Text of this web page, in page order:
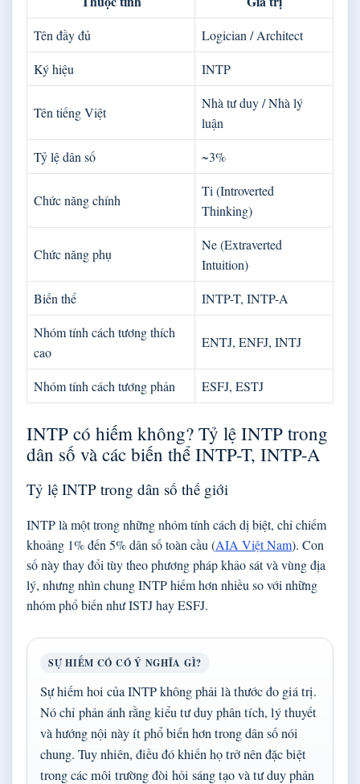
Tên đầy đủ
Logician / Architect
Ký hiệu
INTP
Tên tiếng Việt
Nhà tư duy / Nhà lý
luận
Tỷ lệ dân số
~3%
Chức năng chính
Ti (Introverted
Thinking)
Chức năng phụ
Ne (Extraverted
Intuition)
Biến thể
INTP-T, INTP-A
Nhóm tính cách tương thích
cao
ENTJ, ENFJ, INTJ
Nhóm tính cách tương phản ESFJ, ESTJ
INTP có hiếm không? Tỷ lệ INTP trong
dân số và các biến thể INTP-T, INTP-A
Tỷ lệ INTP trong dân số thế giới
INTP là một trong những nhóm tính cách dị biệt, chỉ chiếm
khoảng 1% đến 5% dân số toàn cầu (AIA Việt Nam). Con
số này thay đổi tùy theo phương pháp khảo sát và vùng địa
lý, nhưng nhìn chung INTP hiếm hơn nhiều so với những
nhóm phổ biến như ISTJ hay ESFJ.
SỰ HIẾM CÓ CÓ Ý NGHĨA GÌ?
Sự hiếm hoi của INTP không phải là thước đo giá trị.
Nó chỉ phản ánh rằng kiểu tư duy phân tích, lý thuyết
và hướng nội này ít phổ biến hơn trong dân số nói
chung. Tuy nhiên, điều đó khiến họ trở nên đặc biệt
trong các môi trường đòi hỏi sáng tạo và tư duy phản